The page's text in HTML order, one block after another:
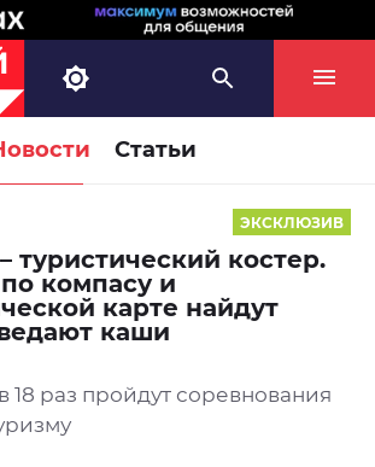
Статьи
ЭКСКЛЮЗИВ
туристический костер.
компасу и
карте найдут
каши
18 раз пройдут соревнования